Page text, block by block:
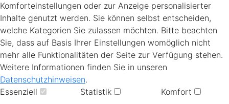
Komforteinstellungen oder zur Anzeige personalisierter
Inhalte genutzt werden. Sie können selbst entscheiden,
welche Kategorien Sie zulassen möchten. Bitte beachten
Sie, dass auf Basis Ihrer Einstellungen womöglich nicht
mehr alle Funktionalitäten der Seite zur Verfügung stehen.
Weitere Informationen finden Sie in unseren
Datenschutzhinweisen.
Essenziell
Statistik Komfort